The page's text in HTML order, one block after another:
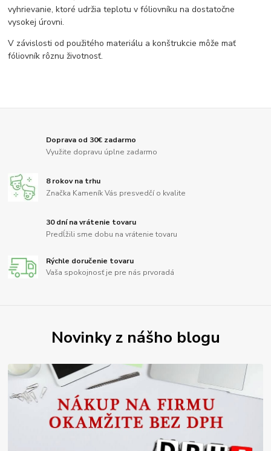
vyhrievanie, ktoré udržia teplotu v fóliovníku na dostatočne
vysokej úrovni.
V závislosti od použitého materiálu a konštrukcie môže mať
fóliovník rôznu životnosť.
Doprava od 30€ zadarmo
Využite dopravu úplne zadarmo
8 rokov na trhu
Značka Kameník Vás presvedčí o kvalite
30 dní na vrátenie tovaru
Predĺžili sme dobu na vrátenie tovaru
Rýchle doručenie tovaru
Vaša spokojnosť je pre nás prvoradá
Novinky z nášho blogu